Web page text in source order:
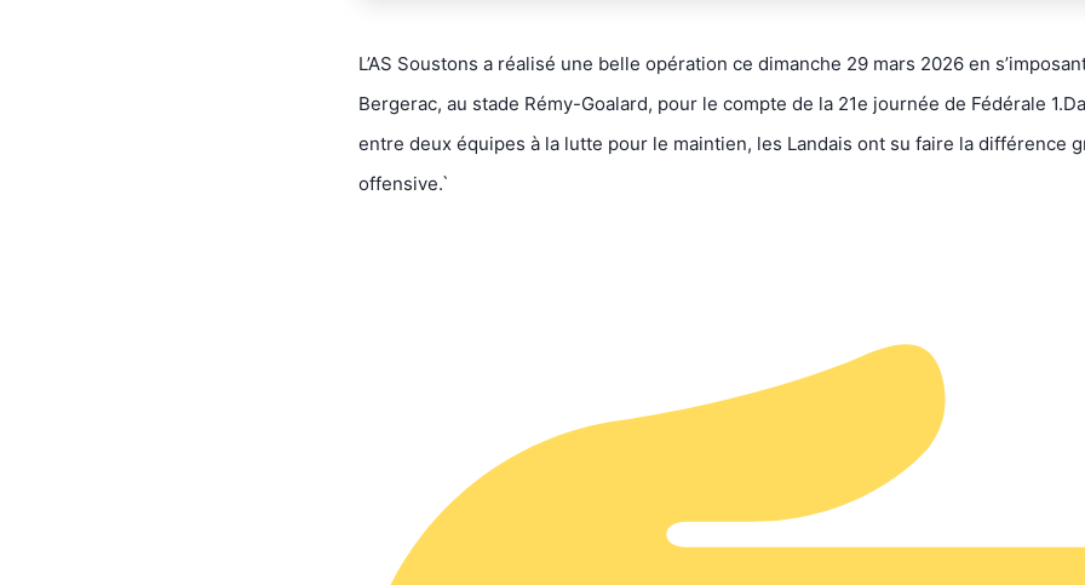
L’AS Soustons a réalisé une belle opération ce dimanche 29 mars 2026 en
Bergerac, au stade Rémy-Goalard, pour le compte de la 21e journée de Fédérale 1.
entre deux équipes à la lutte pour le maintien, les Landais ont su faire la différence
offensive.`